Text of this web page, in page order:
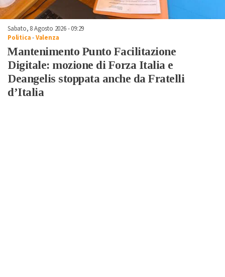
Sabato, 8 Agosto 2026 - 09:29
Politica-Valenza
Mantenimento Punto Facilitazione
Digitale: mozione di Forza Italia e
Deangelis stoppata anche da Fratelli
d’Italia